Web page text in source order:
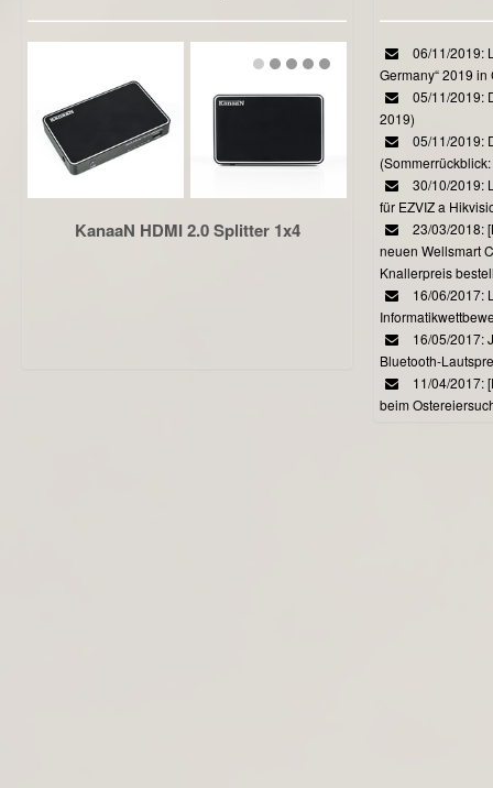
KanaaN HDMI 2.0 Splitter 1x4
06/11/2019:
Germany“ 2019
05/11/2019:
2019)
05/11/2019:
30/10/2019:
für EZVIZ a
23/03/2018:
neuen Wellsmart
Knallerpreis
16/06/2017:
16/05/2017:
Bluetooth-
11/04/2017:
beim